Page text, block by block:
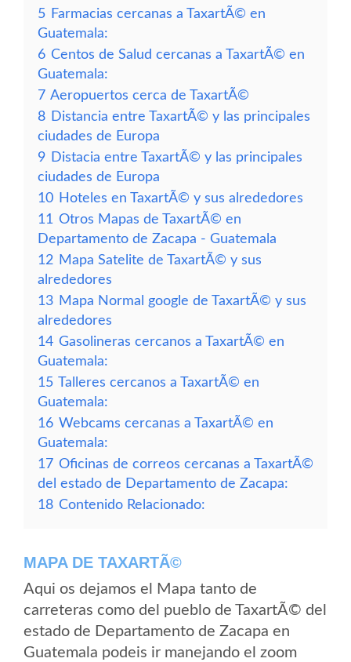
5 Farmacias cercanas a TaxartÃ© en
Guatemala:
6 Centos de Salud cercanas a TaxartÃ© en
Guatemala:
7 Aeropuertos cerca de TaxartÃ©
8 Distancia entre TaxartÃ© y las principales
ciudades de Europa
9 Distacia entre TaxartÃ© y las principales
ciudades de Europa
10 Hoteles en TaxartÃ© y sus alrededores
11 Otros Mapas de TaxartÃ© en
Departamento de Zacapa - Guatemala
12 Mapa Satelite de TaxartÃ© y sus
alrededores
13 Mapa Normal google de TaxartÃ© y sus
alrededores
14 Gasolineras cercanos a TaxartÃ© en
Guatemala:
15 Talleres cercanos a TaxartÃ© en
Guatemala:
16 Webcams cercanas a TaxartÃ© en
Guatemala:
17 Oficinas de correos cercanas a TaxartÃ©
del estado de Departamento de Zacapa:
18 Contenido Relacionado:
MAPA DE TAXARTÃ©
Aqui os dejamos el Mapa tanto de
carreteras como del pueblo de TaxartÃ© del
estado de Departamento de Zacapa en
Guatemala podeis ir manejando el zoom